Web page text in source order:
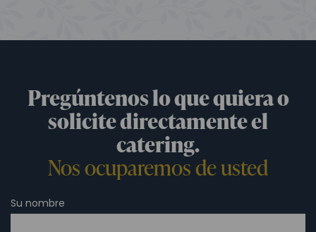
Pregúntenos lo que quiera o
solicite directamente el
catering.
Nos ocuparemos de usted
Su nombre